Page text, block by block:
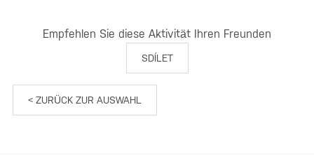
Empfehlen Sie diese Aktivität Ihren Freunden
SDÍLET
< ZURÜCK ZUR AUSWAHL